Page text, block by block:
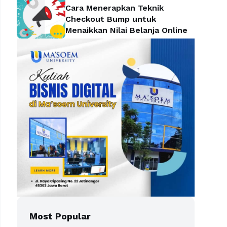
Cara Menerapkan Teknik
Checkout Bump untuk
Menaikkan Nilai Belanja Online
Most Popular